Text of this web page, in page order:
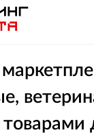
товарами